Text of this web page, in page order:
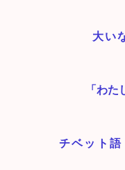
大い
「わ
チベット